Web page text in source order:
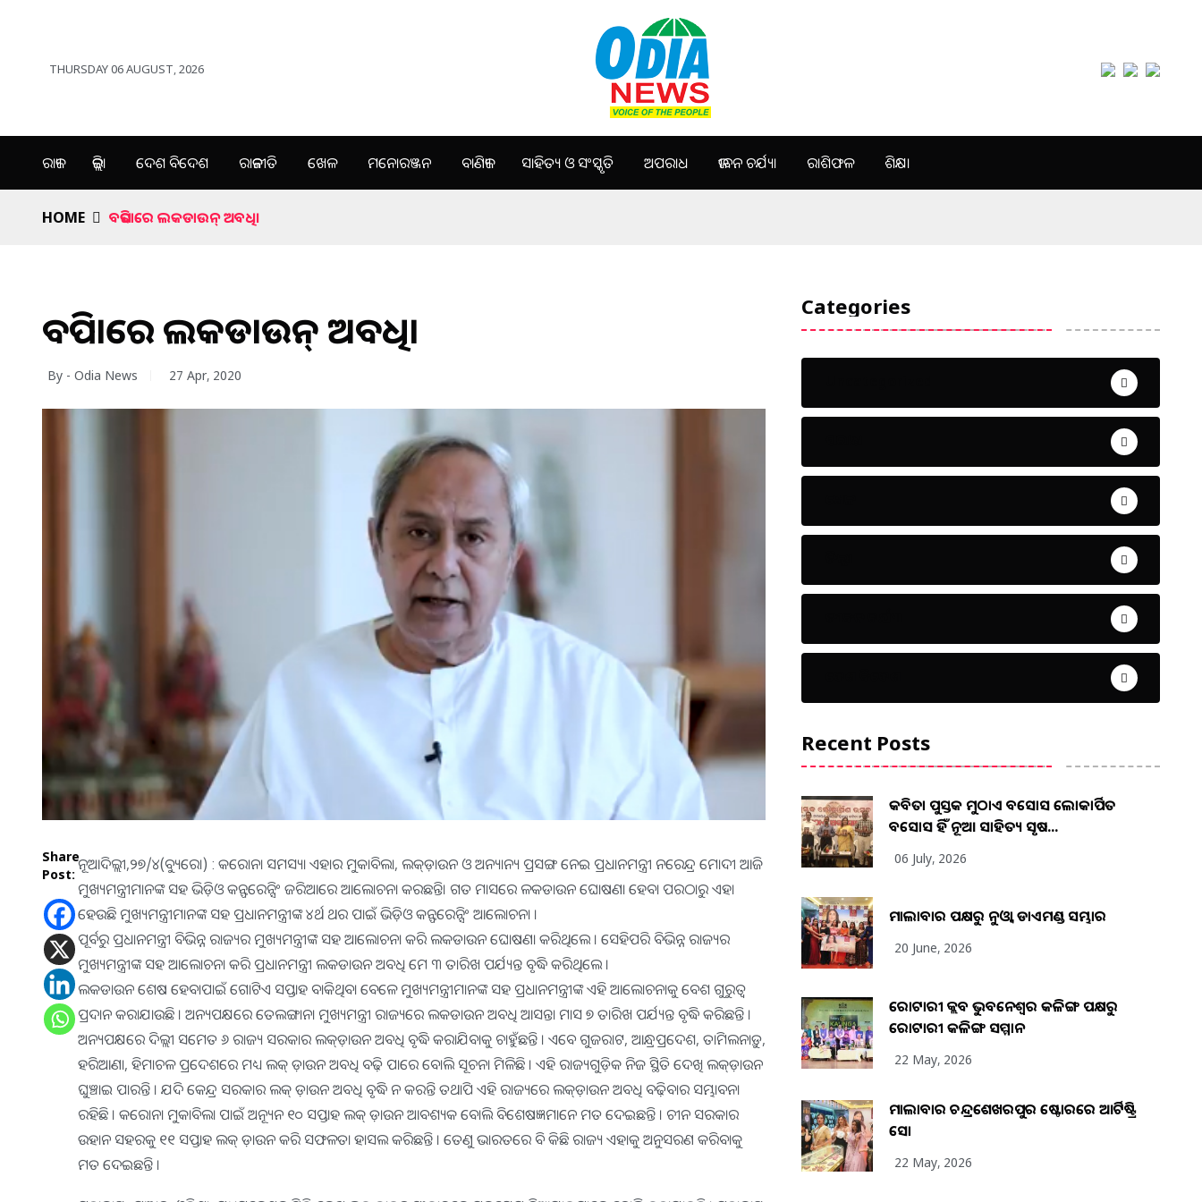
THURSDAY 06 AUGUST, 2026
ରାଜ୍ୟ ଜିଲ୍ଲା ଦେଶ ବିଦେଶ ରାଜନୀତି ଖେଳ ମନୋରଞ୍ଜନ ବାଣିଜ୍ୟ ସାହିତ୍ୟ ଓ ସଂସ୍କୃତି ଅପରାଧ ଜୀବନ ଚର୍ଯ୍ୟା ରାଶିଫଳ ଶିକ୍ଷା
HOME ବଢିପାରେ ଲକଡାଉନ୍ ଅବଧି।
ବଢିପାରେ ଲକଡାଉନ୍ ଅବଧି।
By - Odia News 27 Apr, 2020
Share
Post:
ନୂଆଦିଲ୍ଲୀ,୨୭/୪(ବ୍ୟୁରୋ) : କରୋନା ସମସ୍ୟା ଏହାର ମୁକାବିଲା, ଲକ୍ଡ଼ାଉନ ଓ ଅନ୍ୟାନ୍ୟ ପ୍ରସଙ୍ଗ ନେଇ ପ୍ରଧାନମନ୍ତ୍ରୀ ନରେନ୍ଦ୍ର ମୋଦୀ ଆଜି
ମୁଖ୍ୟମନ୍ତ୍ରୀମାନଙ୍କ ସହ ଭିଡ଼ିଓ କନ୍ଫରେନ୍ସିଂ ଜରିଆରେ ଆଲୋଚନା କରଛନ୍ତି। ଗତ ମାସରେ ଳକଡାଉନ ଘୋଷଣା ହେବା ପରଠାରୁ ଏହା
ହେଉଛି ମୁଖ୍ୟମନ୍ତ୍ରୀମାନଙ୍କ ସହ ପ୍ରଧାନମନ୍ତ୍ରୀଙ୍କ ୪ର୍ଥ ଥର ପାଇଁ ଭିଡ଼ିଓ କନ୍ଫରେନ୍ସିଂ ଆଲୋଚନା ।
ପୂର୍ବରୁ ପ୍ରଧାନମନ୍ତ୍ରୀ ବିଭିନ୍ନ ରାଜ୍ୟର ମୁଖ୍ୟମନ୍ତ୍ରୀଙ୍କ ସହ ଆଲୋଚନା କରି ଲକଡାଉନ ଘୋଷଣା କରିଥିଲେ । ସେହିପରି ବିଭିନ୍ନ ରାଜ୍ୟର
ମୁଖ୍ୟମନ୍ତ୍ରୀଙ୍କ ସହ ଆଲୋଚନା କରି ପ୍ରଧାନମନ୍ତ୍ରୀ ଲକଡାଉନ ଅବଧି ମେ ୩ ତାରିଖ ପର୍ଯ୍ୟନ୍ତ ବୃଦ୍ଧି କରିଥିଲେ ।
ଲକଡାଉନ ଶେଷ ହେବାପାଇଁ ଗୋଟିଏ ସପ୍ତାହ ବାକିଥିବା ବେଳେ ମୁଖ୍ୟମନ୍ତ୍ରୀମାନଙ୍କ ସହ ପ୍ରଧାନମନ୍ତ୍ରୀଙ୍କ ଏହି ଆଲୋଚନାକୁ ବେଶ ଗୁରୁତ୍ବ
ପ୍ରଦାନ କରାଯାଉଛି । ଅନ୍ୟପକ୍ଷରେ ତେଲଙ୍ଗାନା ମୁଖ୍ୟମନ୍ତ୍ରୀ ରାଜ୍ୟରେ ଲକଡାଉନ ଅବଧି ଆସନ୍ତା ମାସ ୭ ତାରିଖ ପର୍ଯ୍ୟନ୍ତ ବୃଦ୍ଧି କରିଛନ୍ତି ।
ଅନ୍ୟପକ୍ଷରେ ଦିଲ୍ଲୀ ସମେତ ୬ ରାଜ୍ୟ ସରକାର ଲକ୍ଡ଼ାଉନ ଅବଧି ବୃଦ୍ଧି କରାଯିବାକୁ ଚାହୁଁଛନ୍ତି । ଏବେ ଗୁଜରାଟ, ଆନ୍ଧ୍ରପ୍ରଦେଶ, ତାମିଲନାଡ଼ୁ,
ହରିଆଣା, ହିମାଚଳ ପ୍ରଦେଶରେ ମଧ୍ୟ ଲକ୍ ଡ଼ାଉନ ଅବଧି ବଢ଼ି ପାରେ ବୋଲି ସୂଚନା ମିଳିଛି । ଏହି ରାଜ୍ୟଗୁଡ଼ିକ ନିଜ ସ୍ଥିତି ଦେଖି ଲକ୍ଡ଼ାଉନ
ଘୁଞ୍ଚାଇ ପାରନ୍ତି । ଯଦି କେନ୍ଦ୍ର ସରକାର ଲକ୍ ଡ଼ାଉନ ଅବଧି ବୃଦ୍ଧି ନ କରନ୍ତି ତଥାପି ଏହି ରାଜ୍ୟରେ ଲକ୍ଡ଼ାଉନ ଅବଧି ବଢ଼ିବାର ସମ୍ଭାବନା
ରହିଛି । କରୋନା ମୁକାବିଲା ପାଇଁ ଅନ୍ୟୂନ ୧୦ ସପ୍ତାହ ଲକ୍ ଡ଼ାଉନ ଆବଶ୍ୟକ ବୋଲି ବିଶେଷଜ୍ଞମାନେ ମତ ଦେଇଛନ୍ତି । ଚୀନ ସରକାର
ଉହାନ ସହରକୁ ୧୧ ସପ୍ତାହ ଲକ୍ ଡ଼ାଉନ କରି ସଫଳତା ହାସଲ କରିଛନ୍ତି । ତେଣୁ ଭାରତରେ ବି କିଛି ରାଜ୍ୟ ଏହାକୁ ଅନୁସରଣ କରିବାକୁ
ମତ ଦେଇଛନ୍ତି ।
Categories
Recent Posts
କବିତା ପୁସ୍ତକ ମୁଠାଏ ଅବସୋସ ଲୋକାର୍ପିତ
ଅବସୋସ ହିଁ ନୂଆ ସାହିତ୍ୟ ସୃଷ...
06 July, 2026
ମାଲାବାର ପକ୍ଷରୁ ନୁଓ୍ବା ଡାଏମଣ୍ଡ ସମ୍ଭାର
20 June, 2026
ରୋଟାରୀ କ୍ଲବ ଭୁବନେଶ୍ୱର କଳିଙ୍ଗ ପକ୍ଷରୁ
ରୋଟାରୀ କଳିଙ୍ଗ ସମ୍ମାନ
22 May, 2026
ମାଲାବାର ଚନ୍ଦ୍ରଶେଖରପୁର ଷ୍ଟୋରରେ ଆର୍ଟିଷ୍ଟ୍ରି
ସୋ
22 May, 2026